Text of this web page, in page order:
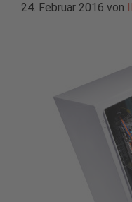
24. Februar 2016 von